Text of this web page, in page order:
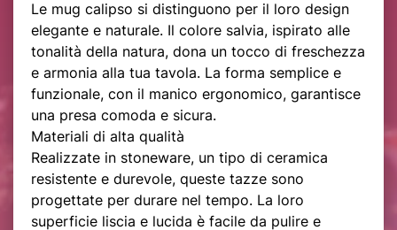
Le mug calipso si distinguono per il loro design
elegante e naturale. Il colore salvia, ispirato alle
tonalità della natura, dona un tocco di freschezza
e armonia alla tua tavola. La forma semplice e
funzionale, con il manico ergonomico, garantisce
una presa comoda e sicura.
Materiali di alta qualità
Realizzate in stoneware, un tipo di ceramica
resistente e durevole, queste tazze sono
progettate per durare nel tempo. La loro
superficie liscia e lucida è facile da pulire e